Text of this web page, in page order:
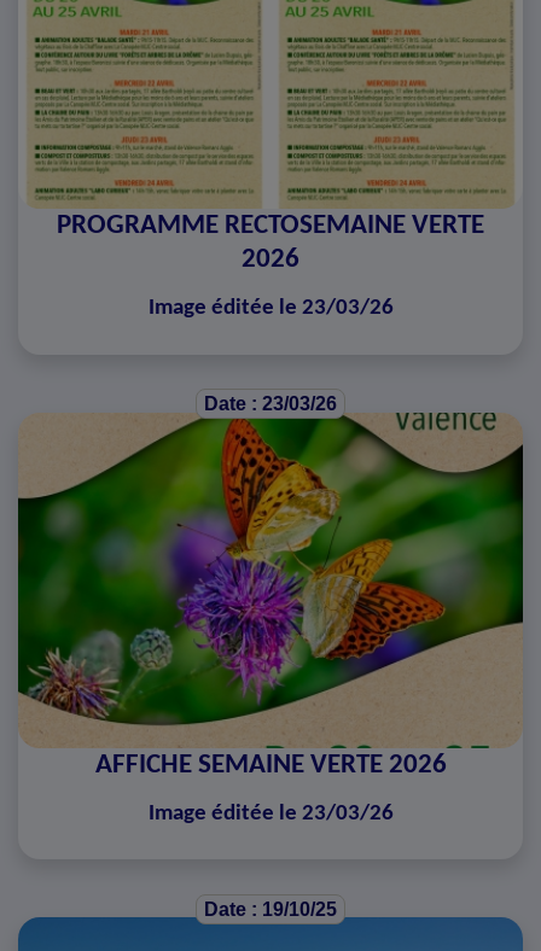
PROGRAMME RECTOSEMAINE VERTE
2026
Image éditée le 23/03/26
Date : 23/03/26
AFFICHE SEMAINE VERTE 2026
Image éditée le 23/03/26
Date : 19/10/25